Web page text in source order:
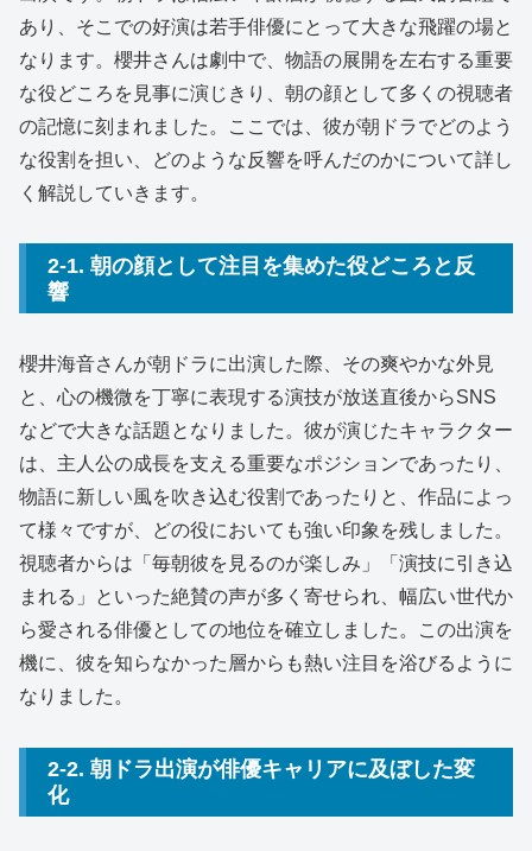
あり、そこでの好演は若手俳優にとって大きな飛躍の場と
なります。櫻井さんは劇中で、物語の展開を左右する重要
な役どころを見事に演じきり、朝の顔として多くの視聴者
の記憶に刻まれました。ここでは、彼が朝ドラでどのよう
な役割を担い、どのような反響を呼んだのかについて詳し
く解説していきます。
2-1. 朝の顔として注目を集めた役どころと反
響
櫻井海音さんが朝ドラに出演した際、その爽やかな外見
と、心の機微を丁寧に表現する演技が放送直後からSNS
などで大きな話題となりました。彼が演じたキャラクター
は、主人公の成長を支える重要なポジションであったり、
物語に新しい風を吹き込む役割であったりと、作品によっ
て様々ですが、どの役においても強い印象を残しました。
視聴者からは「毎朝彼を見るのが楽しみ」「演技に引き込
まれる」といった絶賛の声が多く寄せられ、幅広い世代か
ら愛される俳優としての地位を確立しました。この出演を
機に、彼を知らなかった層からも熱い注目を浴びるように
なりました。
2-2. 朝ドラ出演が俳優キャリアに及ぼした変
化